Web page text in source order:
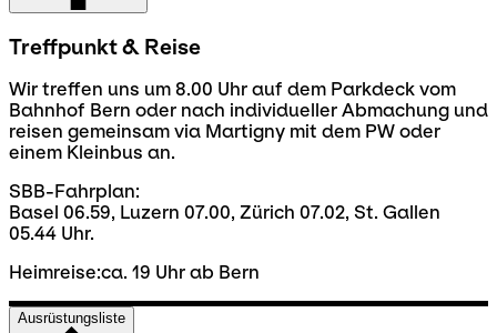
Treffpunkt & Reise
Wir treffen uns um 8.00 Uhr auf dem Parkdeck vom
Bahnhof Bern oder nach individueller Abmachung und
reisen gemeinsam via Martigny mit dem PW oder
einem Kleinbus an.
SBB-Fahrplan:
Basel 06.59, Luzern 07.00, Zürich 07.02, St. Gallen
05.44 Uhr.
Heimreise:ca. 19 Uhr ab Bern
Ausrüstungsliste